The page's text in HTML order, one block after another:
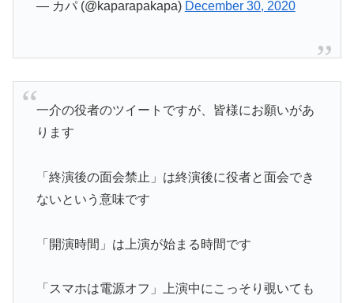
— カパ (@kaparapakapa) December 30, 2020
一介の役者のツイートですが、皆様にお願いがあ
ります
「終演後の面会禁止」は終演後に役者と面会でき
ないという意味です
「開演時間」は上演が始まる時間です
「スマホは電源オフ」上演中にこっそり覗いても